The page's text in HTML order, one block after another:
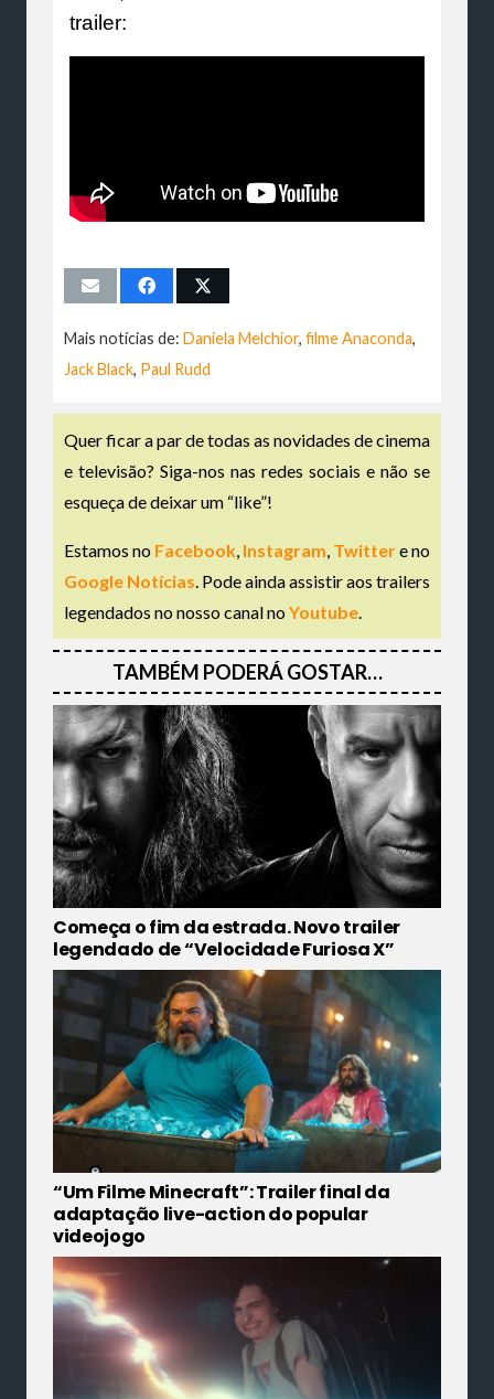
trailer:
Mais notícias de: Daniela Melchior, filme Anaconda,
Jack Black, Paul Rudd
Quer ficar a par de todas as novidades de cinema
e televisão? Siga-nos nas redes sociais e não se
esqueça de deixar um “like”!
Estamos no Facebook Instagram Twittere no
Google Notícias . Pode ainda assistir aos trailers
legendados no nosso canal noYoutube
TAMBÉM PODERÁ GOSTAR…
Começa o fim da estrada. Novo trailer
legendado de “Velocidade Furiosa X”
“Um Filme Minecraft”: Trailer final da
adaptação live-action do popular
videojogo